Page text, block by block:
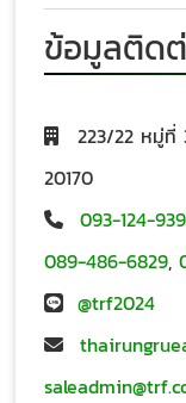
ข้อมูลติด
223/22 หมู่ที่
20170
093-124-
089-486-6829,
@trf2024